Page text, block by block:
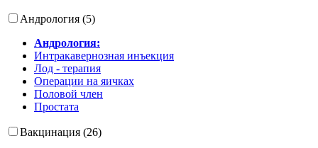
Андрология (5)
Андрология:
Интракавернозная инъекция
Лод - терапия
Операции на яичках
Половой член
Простата
Вакцинация (26)